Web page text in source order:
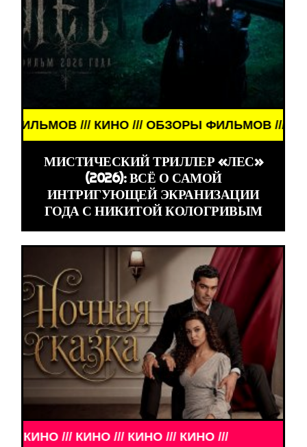
/// ОБЗОРЫ ФИЛЬМОВ /// КИНО /// ОБЗОРЫ
МИСТИЧЕСКИЙ ТРИЛЛЕР «ЛЕС»
(2026): ВСЁ О САМОЙ
ИНТРИГУЮЩЕЙ ЭКРАНИЗАЦИИ
ГОДА С НИКИТОЙ КОЛОГРИВЫМ
/// КИНО /// КИНО /// КИНО ///